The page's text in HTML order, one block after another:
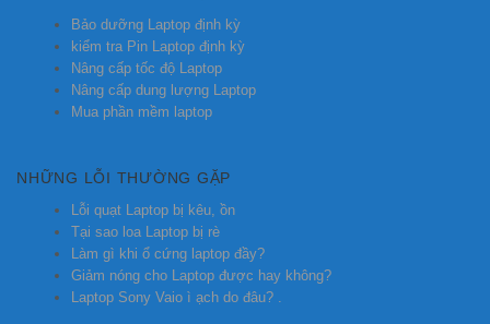
Bảo dưỡng Laptop định kỳ
kiểm tra Pin Laptop định kỳ
Nâng cấp tốc độ Laptop
Nâng cấp dung lượng Laptop
Mua phần mềm laptop
NHỮNG LỖI THƯỜNG GẶP
Lỗi quạt Laptop bị kêu, ồn
Tại sao loa Laptop bị rè
Làm gì khi ổ cứng laptop đầy?
Giảm nóng cho Laptop được hay không?
Laptop Sony Vaio ì ạch do đâu? .